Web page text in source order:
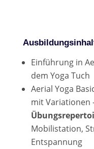
Einführung in
dem Yoga Tuch
Aerial Yoga
mit Variationen
Mobilistation,
Entspannung